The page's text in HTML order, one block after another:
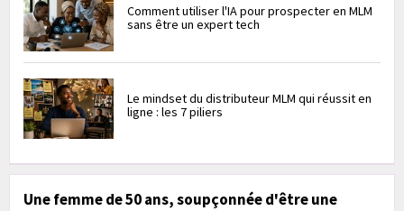
Comment utiliser l'IA pour prospecter en MLM
sans être un expert tech
Le mindset du distributeur MLM qui réussit en
ligne : les 7 piliers
Une femme de 50 ans, soupçonnée d'être une